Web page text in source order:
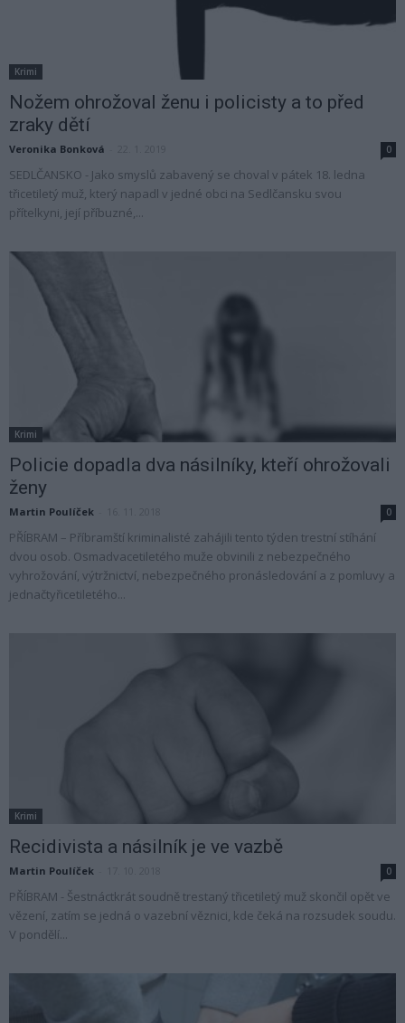
Krimi
Nožem ohrožoval ženu i policisty a to před
zraky dětí
Veronika Bonková 0
SEDLČANSKO - Jako smyslů zabavený se choval v pátek 18. ledna
třicetiletý muž, který napadl v jedné obci na Sedlčansku svou
přítelkyni, její příbuzné,...
Krimi
Policie dopadla dva násilníky, kteří ohrožovali
ženy
Martin Poulíček 0
PŘÍBRAM – Příbramští kriminalisté zahájili tento týden trestní stíhání
dvou osob. Osmadvacetiletého muže obvinili z nebezpečného
vyhrožování, výtržnictví, nebezpečného pronásledování a z pomluvy a
jednačtyřicetiletého...
Krimi
Recidivista a násilník je ve vazbě
Martin Poulíček 0
PŘÍBRAM - Šestnáctkrát soudně trestaný třicetiletý muž skončil opět ve
vězení, zatím se jedná o vazební věznici, kde čeká na rozsudek soudu.
V pondělí...